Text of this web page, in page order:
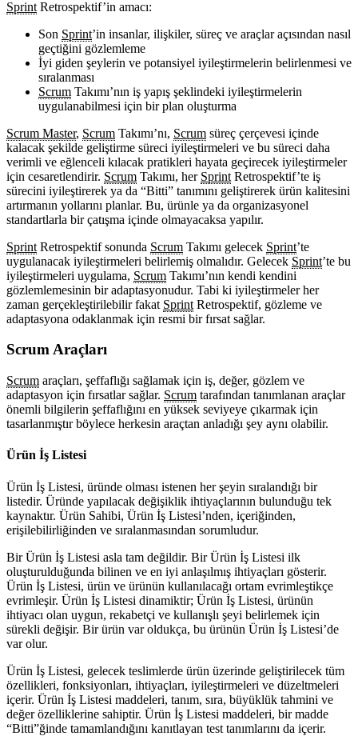
Sprint Retrospektif’in amacı:
Son Sprint’in insanlar, ilişkiler, süreç ve araçlar açısından nasıl
geçtiğini gözlemleme
İyi giden şeylerin ve potansiyel iyileştirmelerin belirlenmesi ve
sıralanması
Scrum Takımı’nın iş yapış şeklindeki iyileştirmelerin
uygulanabilmesi için bir plan oluşturma
Scrum Master, Scrum Takımı’nı, Scrum süreç çerçevesi içinde
kalacak şekilde geliştirme süreci iyileştirmeleri ve bu süreci daha
verimli ve eğlenceli kılacak pratikleri hayata geçirecek iyileştirmeler
için cesaretlendirir. Scrum Takımı, her Sprint Retrospektif’te iş
sürecini iyileştirerek ya da “Bitti” tanımını geliştirerek ürün kalitesini
artırmanın yollarını planlar. Bu, ürünle ya da organizasyonel
standartlarla bir çatışma içinde olmayacaksa yapılır.
Sprint Retrospektif sonunda Scrum Takımı gelecek Sprint’te
uygulanacak iyileştirmeleri belirlemiş olmalıdır. Gelecek Sprint’te bu
iyileştirmeleri uygulama, Scrum Takımı’nın kendi kendini
gözlemlemesinin bir adaptasyonudur. Tabi ki iyileştirmeler her
zaman gerçekleştirilebilir fakat Sprint Retrospektif, gözleme ve
adaptasyona odaklanmak için resmi bir fırsat sağlar.
Scrum Araçları
Scrum araçları, şeffaflığı sağlamak için iş, değer, gözlem ve
adaptasyon için fırsatlar sağlar. Scrum tarafından tanımlanan araçlar
önemli bilgilerin şeffaflığını en yüksek seviyeye çıkarmak için
tasarlanmıştır böylece herkesin araçtan anladığı şey aynı olabilir.
Ürün İş Listesi
Ürün İş Listesi, üründe olması istenen her şeyin sıralandığı bir
listedir. Üründe yapılacak değişiklik ihtiyaçlarının bulunduğu tek
kaynaktır. Ürün Sahibi, Ürün İş Listesi’nden, içeriğinden,
erişilebilirliğinden ve sıralanmasından sorumludur.
Bir Ürün İş Listesi asla tam değildir. Bir Ürün İş Listesi ilk
oluşturulduğunda bilinen ve en iyi anlaşılmış ihtiyaçları gösterir.
Ürün İş Listesi, ürün ve ürünün kullanılacağı ortam evrimleştikçe
evrimleşir. Ürün İş Listesi dinamiktir; Ürün İş Listesi, ürünün
ihtiyacı olan uygun, rekabetçi ve kullanışlı şeyi belirlemek için
sürekli değişir. Bir ürün var oldukça, bu ürünün Ürün İş Listesi’de
var olur.
Ürün İş Listesi, gelecek teslimlerde ürün üzerinde geliştirilecek tüm
özellikleri, fonksiyonları, ihtiyaçları, iyileştirmeleri ve düzeltmeleri
içerir. Ürün İş Listesi maddeleri, tanım, sıra, büyüklük tahmini ve
değer özelliklerine sahiptir. Ürün İş Listesi maddeleri, bir madde
“Bitti”ğinde tamamlandığını kanıtlayan test tanımlarını da içerir.